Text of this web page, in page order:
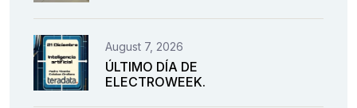
August 7, 2026
ÚLTIMO DÍA DE
ELECTROWEEK.